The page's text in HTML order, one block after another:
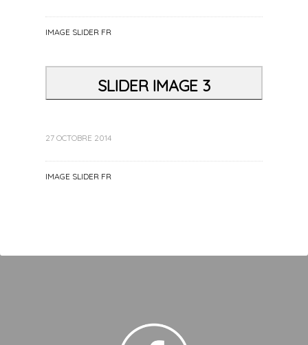
IMAGE SLIDER FR
SLIDER IMAGE 3
27 OCTOBRE 2014
IMAGE SLIDER FR